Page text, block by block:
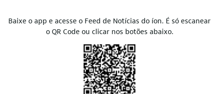
Baixe o app e acesse o Feed de Notícias do íon. É só escanear
o QR Code ou clicar nos botões abaixo.